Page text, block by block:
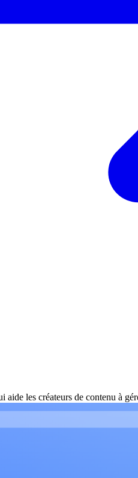
les créateurs de contenu à